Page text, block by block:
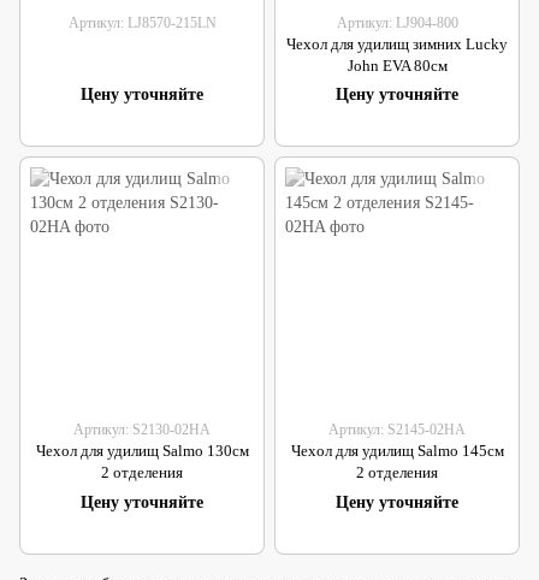
Артикул: LJ8570-215LN
Цену уточняйте
Артикул: LJ904-800
Чехол для удилищ зимних Lucky
John EVA 80см
Цену уточняйте
Артикул: S2130-02HA
Чехол для удилищ Salmo 130см
2 отделения
Цену уточняйте
Артикул: S2145-02HA
Чехол для удилищ Salmo 145см
2 отделения
Цену уточняйте